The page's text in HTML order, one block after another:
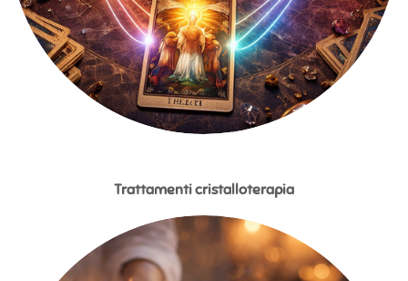
Trattamenti cristalloterapia